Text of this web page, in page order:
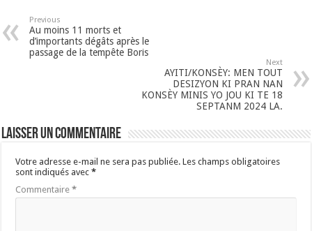
Previous
Au moins 11 morts et
d’importants dégâts après le
passage de la tempête Boris
Next
AYITI/KONSÈY: MEN TOUT
DESIZYON KI PRAN NAN
KONSÈY MINIS YO JOU KI TE 18
SEPTANM 2024 LA.
Laisser un commentaire
Votre adresse e-mail ne sera pas publiée. Les champs obligatoires
sont indiqués avec*
Commentaire*